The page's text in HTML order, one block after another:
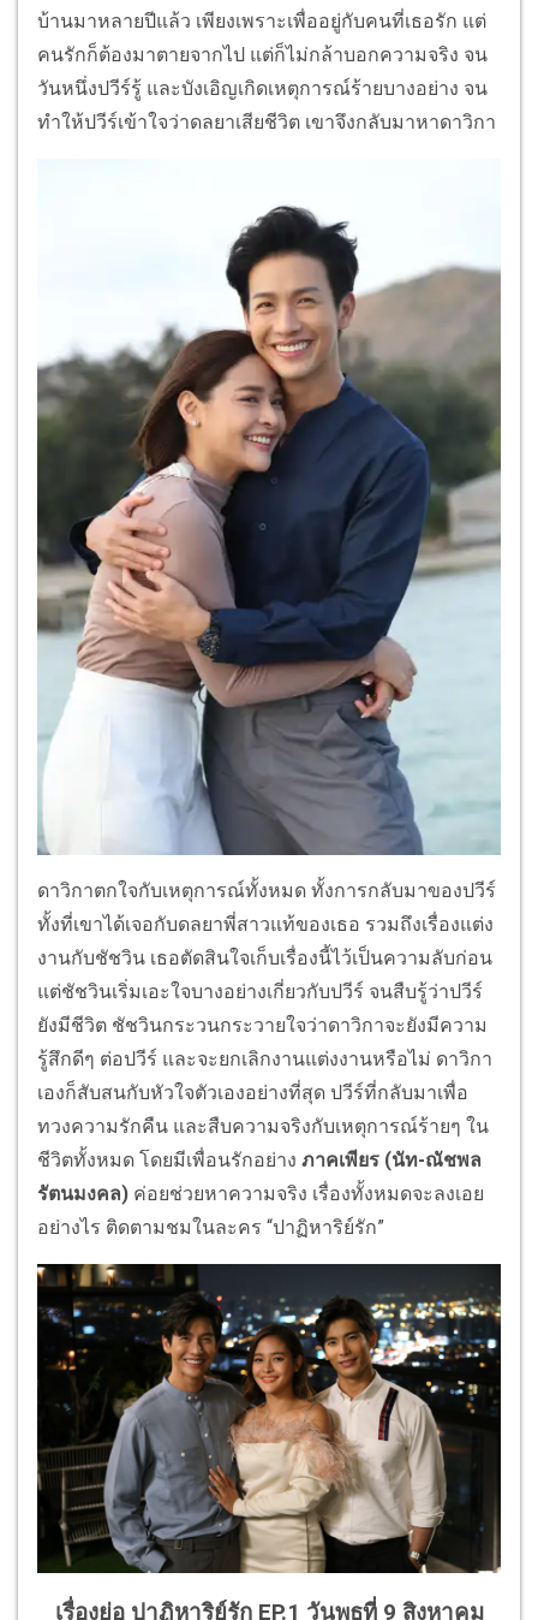
บ้านมาหลายปีแล้ว เพียงเพราะเพื่ออยู่กับคนที่เธอรัก แต่
คนรักก็ต้องมาตายจากไป แต่ก็ไม่กล้าบอกความจริง จน
วันหนึ่งปวีร์รู้ และบังเอิญเกิดเหตุการณ์ร้ายบางอย่าง จน
ทำให้ปวีร์เข้าใจว่าดลยาเสียชีวิต เขาจึงกลับมาหาดาวิกา
ดาวิกาตกใจกับเหตุการณ์ทั้งหมด ทั้งการกลับมาของปวีร์
ทั้งที่เขาได้เจอกับดลยาพี่สาวแท้ของเธอ รวมถึงเรื่องแต่ง
งานกับชัชวิน เธอตัดสินใจเก็บเรื่องนี้ไว้เป็นความลับก่อน
แต่ชัชวินเริ่มเอะใจบางอย่างเกี่ยวกับปวีร์ จนสืบรู้ว่าปวีร์
ยังมีชีวิต ชัชวินกระวนกระวายใจว่าดาวิกาจะยังมีความ
รู้สึกดีๆ ต่อปวีร์ และจะยกเลิกงานแต่งงานหรือไม่ ดาวิกา
เองก็สับสนกับหัวใจตัวเองอย่างที่สุด ปวีร์ที่กลับมาเพื่อ
ทวงความรักคืน และสืบความจริงกับเหตุการณ์ร้ายๆ ใน
ชีวิตทั้งหมด โดยมีเพื่อนรักอย่าง ภาคเพียร (นัท-ณัชพล
รัตนมงคล) ค่อยช่วยหาความจริง เรื่องทั้งหมดจะลงเอย
อย่างไร ติดตามชมในละคร “ปาฏิหาริย์รัก”
เรื่องย่อ ปาฏิหาริย์รัก EP.1 วันพุธที่ 9 สิงหาคม